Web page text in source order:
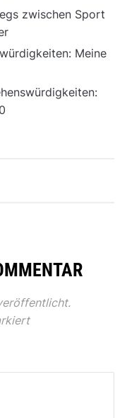
zwischen Sport
Meine